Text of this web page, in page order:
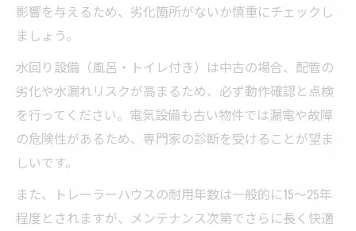
影響を与えるため、劣化箇所がないか慎重にチェックし
ましょう。
水回り設備（風呂・トイレ付き）は中古の場合、配管の
劣化や水漏れリスクが高まるため、必ず動作確認と点検
を行ってください。電気設備も古い物件では漏電や故障
の危険性があるため、専門家の診断を受けることが望ま
しいです。
また、トレーラーハウスの耐用年数は一般的に15〜25年
程度とされますが、メンテナンス次第でさらに長く快適